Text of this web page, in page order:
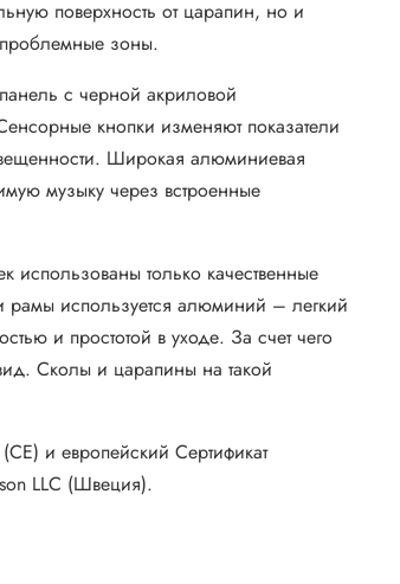
поверхность от царапин, но и
проблемные зоны.
с черной акриловой
кнопки изменяют показатели
Широкая алюминиевая
музыку через встроенные
использованы только качественные
рамы используется алюминий – легкий
и простотой в уходе. За счет чего
Сколы и царапины на такой
и европейский Сертификат
LLC (Швеция).